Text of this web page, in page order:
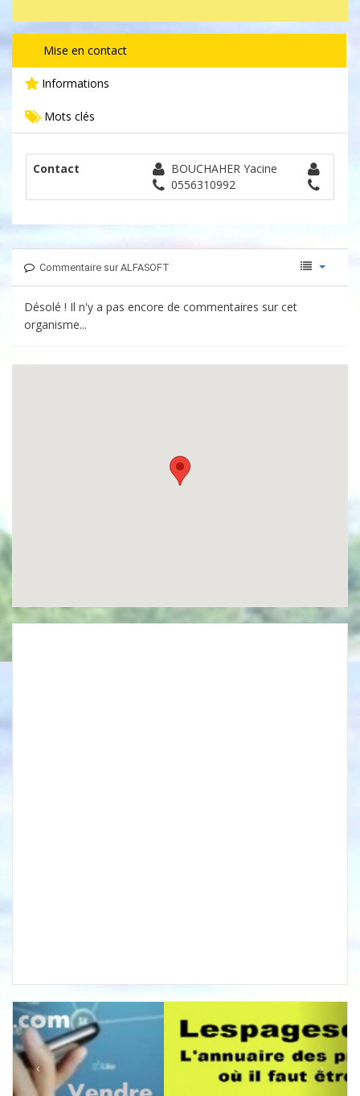
Mise en contact
Informations
Mots clés
Contact
BOUCHAHER Yacine
0556310992
Commentaire sur ALFASOFT
Désolé ! Il n'y a pas encore de commentaires sur cet
organisme...